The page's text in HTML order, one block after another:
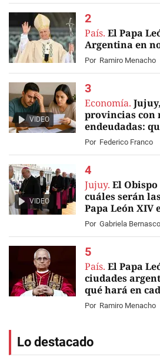
País. El Papa
Argentina en
Por Ramiro Menacho
VIDEO
Economía.
provincias con
endeudadas:
Por Federico Franco
VIDEO
Jujuy. El
cuáles serán
Papa León XIV
Por Gabriela
País. El Papa
ciudades
qué hará en
Por Ramiro Menacho
Lo destacado